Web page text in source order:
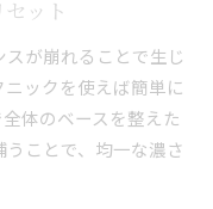
ット
が崩れることで生じ
ックを使えば簡単に
体のベースを整えた
ことで、均一な濃さ